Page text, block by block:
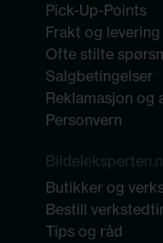
Pick-Up-Points
Frakt og levering
Ofte stilte
Salgbetingelser
Reklamasjon og
Personvern
Butikker og
Bestill
Tips og råd